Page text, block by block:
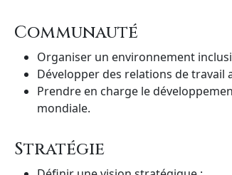
Communauté
Organiser un environnement
Développer des relations de travail
Prendre en charge le
mondiale.
Stratégie